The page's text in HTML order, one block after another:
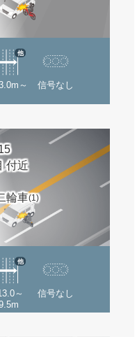
～
他
信号なし
付近
輪車(1)
～
他
信号なし